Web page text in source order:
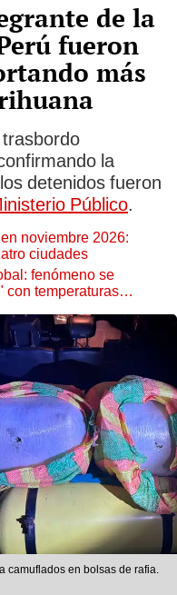
de la
fueron
más
la
detenidos fueron
Público.
noviembre 2026:
ciudades
fenómeno se
con temperaturas
camuflados en bolsas de rafia.